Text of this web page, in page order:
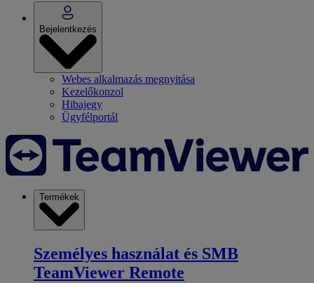
Bejelentkezés
Webes alkalmazás megnyitása
Kezelőkonzol
Hibajegy
Ügyfélportál
Termékek
Személyes használat és SMB
TeamViewer Remote